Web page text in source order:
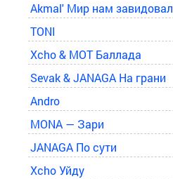
Akmal' Мир нам завидовал
TONI
Xcho & MOT Баллада
Sevak & JANAGA На грани
Andro
MONA — Зари
JANAGA По сути
Xcho Уйду